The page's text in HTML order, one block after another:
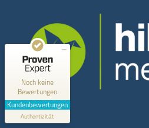
Kontakt
Hillstar Media
Noch keine
Bewertungen
Kundenbewertungen
Authentizität
Hillstar Media
MANGELHAFT
0,00 / 5,00
Erfahren Sie mehr über dieses
Profil ansehen